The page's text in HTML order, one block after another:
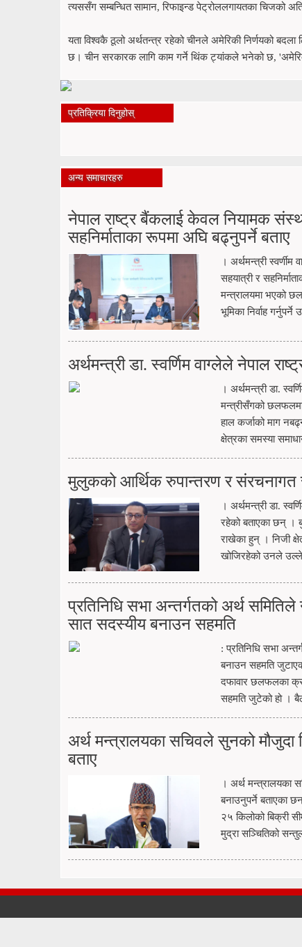
त्यससँग सम्बन्धित सामान, रिफाइन्ड पेट्रोललगायतका चिजको
यता विश्वकै ठूलो अर्थतन्त्र रहेको चीनले अमेरिकी निर्णयको
छ। चीन सरकारक लागि काम गर्ने थिंक ट्यांकले भनेको छ,
प्रतिक्रिया दिनुहोस्
अन्य समाचारहरु
नेपाल राष्ट्र बैंकलाई केवल नियामक
सहनिर्माताका रूपमा अघि बढ्नुपर्ने बताए
। अर्थमन्त्री
सहयात्री र
मन्त्रालयमा भएको
भूमिका निर्वाह
अर्थमन्त्री डा. स्वर्णिम वाग्लेले नेपाल
। अर्थमन्त्री डा.
मन्त्रीसँगको छलफलमा
हाल कर्जाको माग
क्षेत्रका समस्या
मुलुकको आर्थिक रुपान्तरण र संरचनागत
। अर्थमन्त्री डा.
रहेको बताएका छन् ।
राखेका हुन् । निजी
खोजिरहेको उनले
प्रतिनिधि सभा अन्तर्गतको अर्थ
सात सदस्यीय बनाउन सहमति
: प्रतिनिधि सभा
बनाउन सहमति
दफावार छलफलका
सहमति जुटेको हो ।
अर्थ मन्त्रालयका सचिवले सुनको मौजुदा
बताए
। अर्थ मन्त्रालयका
बनाउनुपर्ने बताएका
२५ किलोको बिक्री
मुद्रा सञ्चितिको